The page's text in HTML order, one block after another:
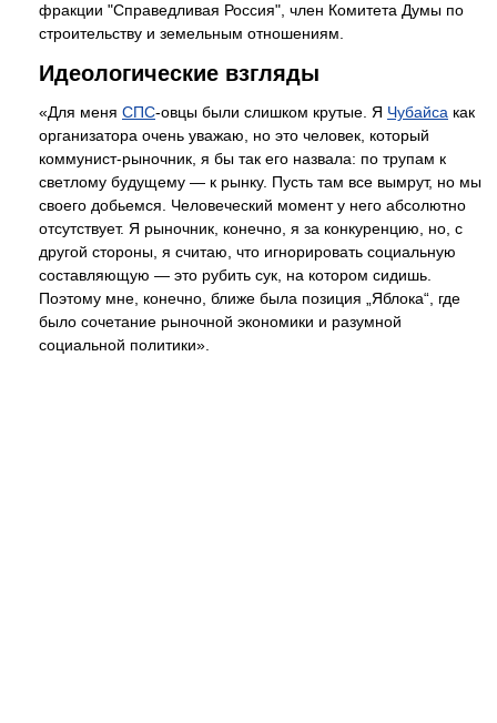
фракции "Справедливая Россия", член Комитета Думы по
строительству и земельным отношениям.
Идеологические взгляды
«Для меня СПС-овцы были слишком крутые. Я Чубайса как
организатора очень уважаю, но это человек, который
коммунист-рыночник, я бы так его назвала: по трупам к
светлому будущему — к рынку. Пусть там все вымрут, но мы
своего добьемся. Человеческий момент у него абсолютно
отсутствует. Я рыночник, конечно, я за конкуренцию, но, с
другой стороны, я считаю, что игнорировать социальную
составляющую — это рубить сук, на котором сидишь.
Поэтому мне, конечно, ближе была позиция „Яблока“, где
было сочетание рыночной экономики и разумной
социальной политики».